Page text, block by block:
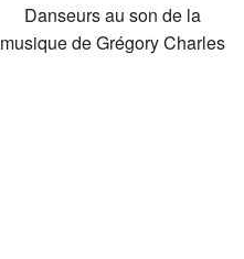
Danseurs au son de la
musique de Grégory Charles